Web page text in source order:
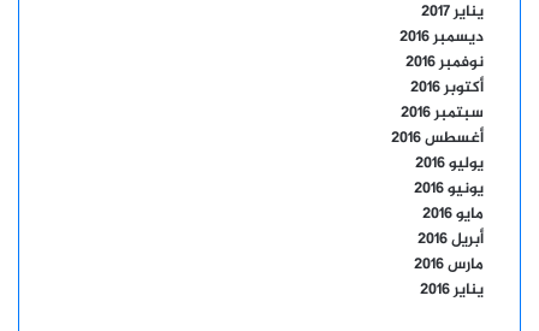
يناير 2017
ديسمبر 2016
نوفمبر 2016
أكتوبر 2016
سبتمبر 2016
أغسطس 2016
يوليو 2016
يونيو 2016
مايو 2016
أبريل 2016
مارس 2016
يناير 2016